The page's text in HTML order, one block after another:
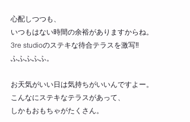
心配しつつも、
いつもはない時間の余裕がありますからね。
3re studioのステキな待合テラスを激写‼
ふふふふふ。
お天気がいい日は気持ちがいいんですよー。
こんなにステキなテラスがあって、
しかもおもちゃがたくさん。